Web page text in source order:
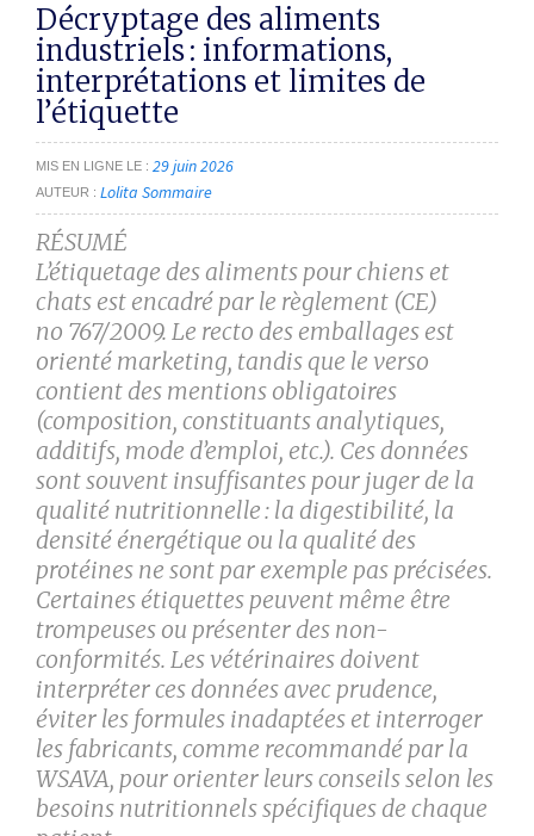
Décryptage des aliments
industriels : informations,
interprétations et limites de
l’étiquette
MIS EN LIGNE LE 29 juin 2026
AUTEUR Lolita Sommaire
RÉSUMÉ
L’étiquetage des aliments pour chiens et
chats est encadré par le règlement (CE)
no 767/2009. Le recto des emballages est
orienté marketing, tandis que le verso
contient des mentions obligatoires
(composition, constituants analytiques,
additifs, mode d’emploi, etc.). Ces données
sont souvent insuffisantes pour juger de la
qualité nutritionnelle : la digestibilité, la
densité énergétique ou la qualité des
protéines ne sont par exemple pas précisées.
Certaines étiquettes peuvent même être
trompeuses ou présenter des non-
conformités. Les vétérinaires doivent
interpréter ces données avec prudence,
éviter les formules inadaptées et interroger
les fabricants, comme recommandé par la
WSAVA, pour orienter leurs conseils selon les
besoins nutritionnels spécifiques de chaque